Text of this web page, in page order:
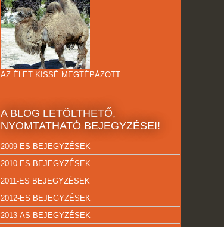
AZ ÉLET KISSÉ MEGTÉPÁZOTT...
A BLOG LETÖLTHETŐ,
NYOMTATHATÓ BEJEGYZÉSEI!
2009-ES BEJEGYZÉSEK
2010-ES BEJEGYZÉSEK
2011-ES BEJEGYZÉSEK
2012-ES BEJEGYZÉSEK
2013-AS BEJEGYZÉSEK